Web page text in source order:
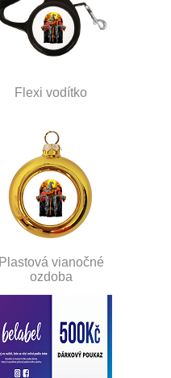
Flexi vodítko
Plastová vianočné
ozdoba